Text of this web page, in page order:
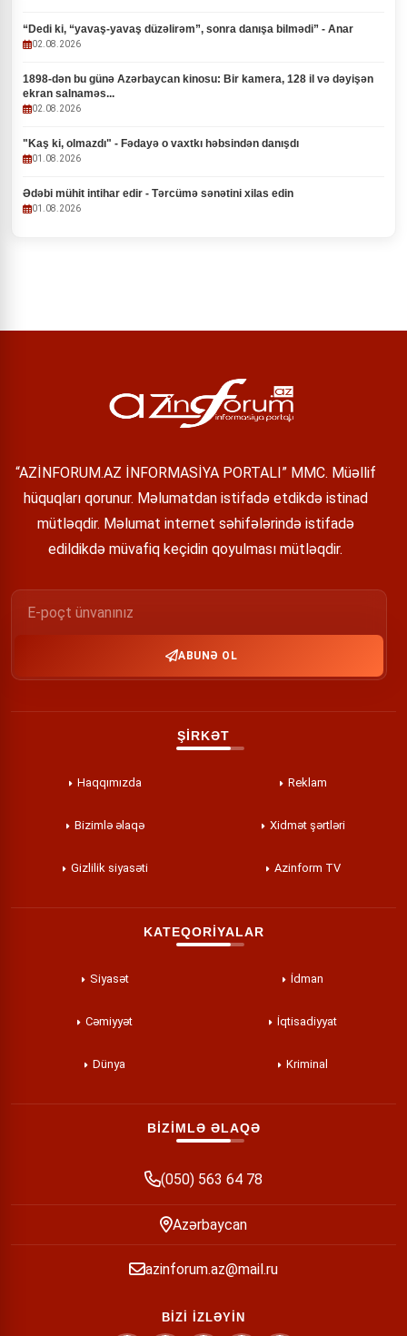
“Dedi ki, “yavaş-yavaş düzəlirəm”, sonra danışa bilmədi” - Anar
02.08.2026
1898-dən bu günə Azərbaycan kinosu: Bir kamera, 128 il və dəyişən
ekran salnaməs...
02.08.2026
"Kaş ki, olmazdı" - Fədayə o vaxtkı həbsindən danışdı
01.08.2026
Ədəbi mühit intihar edir - Tərcümə sənətini xilas edin
01.08.2026
“AZİNFORUM.AZ İNFORMASİYA PORTALI” MMC. Müəllif
hüquqları qorunur. Məlumatdan istifadə etdikdə istinad
mütləqdir. Məlumat internet səhifələrində istifadə
edildikdə müvafiq keçidin qoyulması mütləqdir.
ABUNƏ OL
ŞİRKƏT
Haqqımızda Reklam
Bizimlə əlaqə Xidmət şərtləri
Gizlilik siyasəti Azinform TV
KATEQORİYALAR
Siyasət İdman
Cəmiyyət İqtisadiyyat
Dünya Kriminal
BİZİMLƏ ƏLAQƏ
(050) 563 64 78
Azərbaycan
azinforum.az@mail.ru
BİZİ İZLƏYİN